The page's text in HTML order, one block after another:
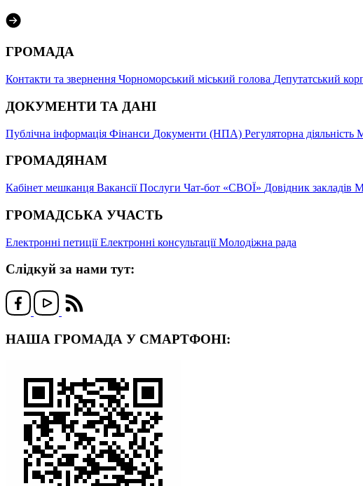
ГРОМАДА
Контакти та звернення Чорноморський міський голова Депутатський
ДОКУМЕНТИ ТА ДАНІ
Публічна інформація Фінанси Документи (НПА) Регуляторна діяльність
ГРОМАДЯНАМ
Кабінет мешканця ВакансіїПослуги Чат-бот «СВОЇ» Довідник закладів
ГРОМАДСЬКА УЧАСТЬ
Електронні петиціїЕлектронні консультаціїМолодіжна рада
Слідкуй за нами тут:
НАША ГРОМАДА У СМАРТФОНІ: